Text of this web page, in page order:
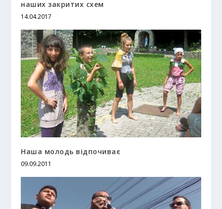
наших закритих схем
14.04.2017
Наша молодь відпочиває
09.09.2011